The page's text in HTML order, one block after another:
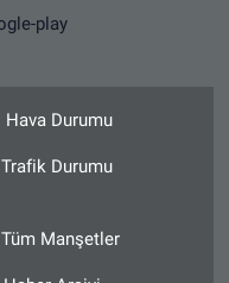
Hava Durumu
Trafik Durumu
Tüm Manşetler